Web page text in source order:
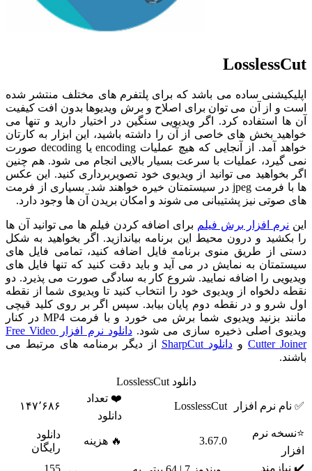
LosslessCut
اپلیکیشنی ساده می باشد که برای پلتفرم های مختلف منتشر شده
است و از آن می توان برای اصلاح و برش ویدیوها بدون افت کیفیت
آن ها استفاده کرد. اگر ویدیویی سنگین در اختیار دارید و تنها می
خواهید بخش های خاصی از آن را داشته باشید، این ابزار به کارتان
خواهد آمد. از آنجایی که هیچ عملیات encoding یا decoding صورت
نمی گیرد، عملیات با سرعت بسیار بالایی انجام می شود. هم چنین
اگر بخواهید می توانید از ویدیوی خود تصویربرداری کنید. این عکس
ها با فرمت jpeg در سیستمتان خیره خواهند شد. بسیاری از فرمت
های صوتی نیز پشتیبانی می شوند و امکان بریدن آن ها وجود دارد.
این نرم افزار برش فیلم برای اضافه کردن فیلم ها می توانید آن ها
را بکشید و درون محیط این برنامه بیاندازید. اگر بخواهید به شکل
دستی از طریق منوی برنامه فایل اضافه کنید، تمامی فایل های
سیستمتان به نمایش در می آید و باید دقت کنید که تنها فایل های
ویدیویی را اضافه نمایید. شروع کار به سادگی صورت می پذیرد. دو
نقطه دلخواه از ویدیوی خود را انتخاب کنید تا ویدیوی شما از نقطه
اول شرو و در نقطه دوم پایان بیابد. سپس اگر بر روی کلید قیچی
مانند بزنید ویدیوی شما برش می خورد و با فرمت MP4 در کنار
ویدیوی اصلی ذخیره سازی می شود.
دانلود نرم افزار Free Video
Cutter Joiner ودانلود SharpCut
از دیگر برمنامه های مرتبط می
باشند.
دانلود LosslessCut
✅ نام نرم افزار LosslessCut
❤️ تعداد
دانلود
۱۴۷٬۶۸۶
⭐نسخه نرم
افزار
3.67.0 🔥 هزینه
دانلود
رایگان
✔️ نیازمند